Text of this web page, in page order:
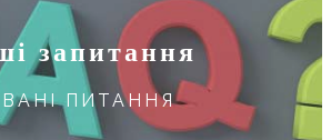
запитання
ПИТАННЯ